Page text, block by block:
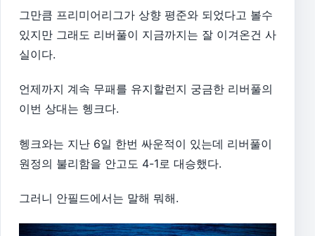
그만큼 프리미어리그가 상향 평준와 되었다고 볼수
있지만 그래도 리버풀이 지금까지는 잘 이겨온건 사
실이다.
언제까지 계속 무패를 유지할런지 궁금한 리버풀의
이번 상대는 헹크다.
헹크와는 지난 6일 한번 싸운적이 있는데 리버풀이
원정의 불리함을 안고도 4-1로 대승했다.
그러니 안필드에서는 말해 뭐해.